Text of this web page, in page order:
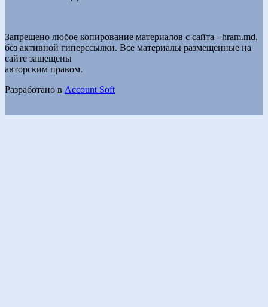
Запрещено любое копирование материалов с сайта - hram.md,
без активной гиперссылки. Все материалы размещенные на
сайте защещены
авторским правом.
Разработано в Account Soft